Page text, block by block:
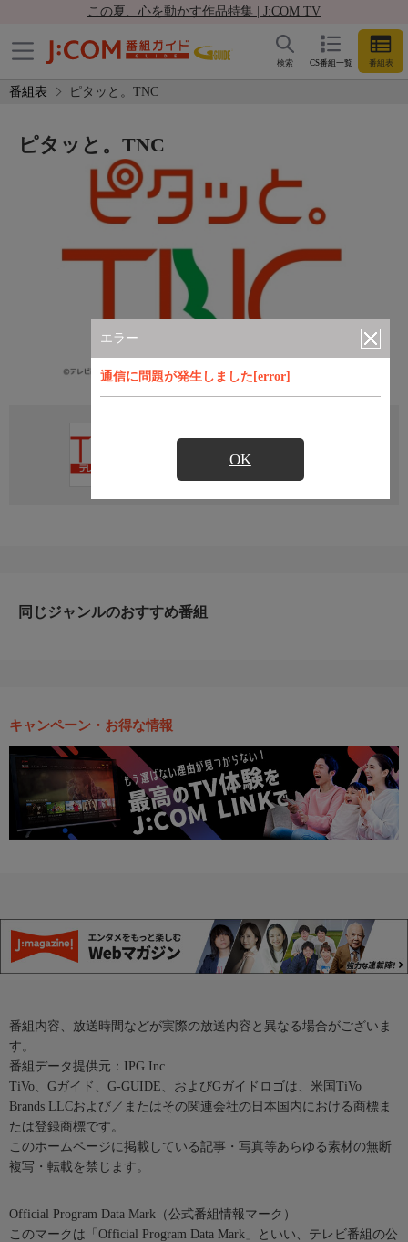
この夏、心を動かす作品特集 | J:COM TV
CS番組一覧 番組表
検索
番組表 ピタッと。TNC
エラー
通信に問題が発生しました[error]
OK
ピタッと。TNC
直近の放送予定はありません
同じジャンルのおすすめ番組
キャンペーン・お得な情報
番組内容、放送時間などが実際の放送内容と異なる場合がございま
す。
番組データ提供元：IPG Inc.
TiVo、Gガイド、G-GUIDE、およびGガイドロゴは、米国TiVo
Brands LLCおよび／またはその関連会社の日本国内における商標ま
たは登録商標です。
このホームページに掲載している記事・写真等あらゆる素材の無断
複写・転載を禁じます。
Official Program Data Mark（公式番組情報マーク）
このマークは「Official Program Data Mark」といい、テレビ番組の公